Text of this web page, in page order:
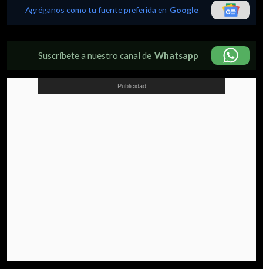
Agréganos como tu fuente preferida en Google
Suscríbete a nuestro canal de Whatsapp